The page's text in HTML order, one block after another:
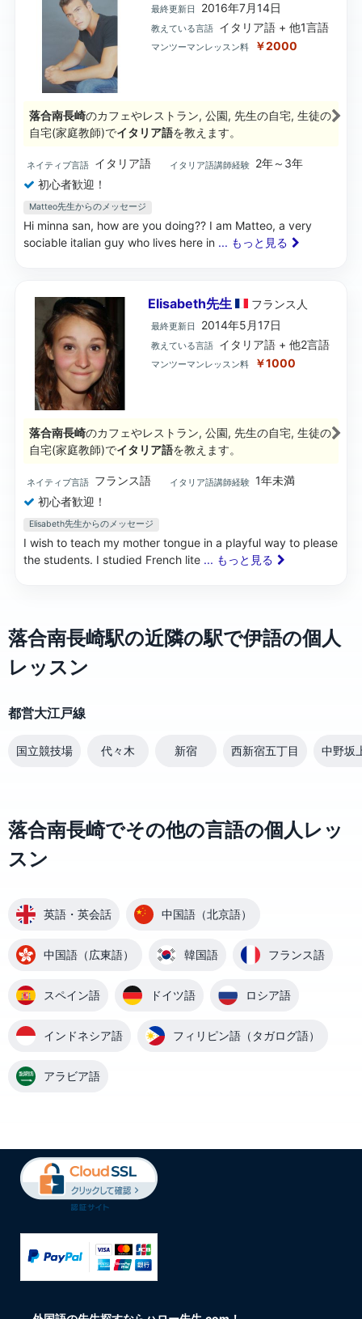
最終更新日 2016年7月14日
教えている言語 イタリア語 + 他1言語
マンツーマンレッスン料 ￥2000
落合南長崎のカフェやレストラン, 公園, 先生の自宅, 生徒の
自宅(家庭教師)でイタリア語を教えます。
ネイティブ言語 イタリア語 イタリア語講師経験
2年～3年
初心者歓迎！
Matteo先生からのメッセージ
Hi minna san, how are you doing?? I am Matteo, a very
sociable italian guy who lives here in ... もっと見る
Elisabeth先生 フランス 人
最終更新日 2014年5月17日
教えている言語 イタリア語 + 他2言語
マンツーマンレッスン料 ￥1000
落合南長崎のカフェやレストラン, 公園, 先生の自宅, 生徒の
自宅(家庭教師)でイタリア語を教えます。
ネイティブ言語 フランス語 イタリア語講師経験 1年未満
初心者歓迎！
Elisabeth先生からのメッセージ
I wish to teach my mother tongue in a playful way to please
the students. I studied French lite ... もっと見る
落合南長崎駅の近隣の駅で伊語の個人
レッスン
都営大江戸線
国立競技場 代々木 新宿 西新宿五丁目 中野坂
落合南長崎でその他の言語の個人レッ
スン
英語・英会話 中国語（北京語）
中国語（広東語） 韓国語 フランス語
スペイン語 ドイツ語 ロシア語
インドネシア語 フィリピン語（タガログ語）
アラビア語